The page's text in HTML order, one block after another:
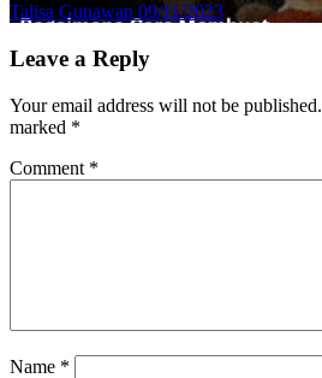
Talisa Gunawan 09/11/2023
Leave a Reply
Your email address will not be published.
marked *
Comment *
Name *